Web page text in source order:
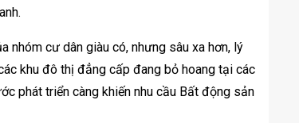
nhóm cư dân giàu có, nhưng sâu xa hơn, lý
khu đô thị đẳng cấp đang bỏ hoang tại các
phát triển càng khiến nhu cầu Bất động sản